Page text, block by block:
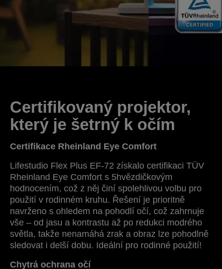
Certifikovaný projektor,
který je šetrný k očím
Certifikace Rheinland Eye Comfort
Lifestudio Flex Plus EF-72 získalo certifikaci TÜV
Rheinland Eye Comfort s 5hvězdičkovým
hodnocením, což z něj činí spolehlivou volbu pro
použití v rodinném kruhu. Řešení je prioritně
navrženo s ohledem na pohodlí očí, což zahrnuje
vše – od jasu a kontrastu až po redukci modrého
světla, takže nenamáhá zrak a obraz lze pohodlně
sledovat i delší dobu. Ideální pro rodinné použití!
Chytrá ochrana očí